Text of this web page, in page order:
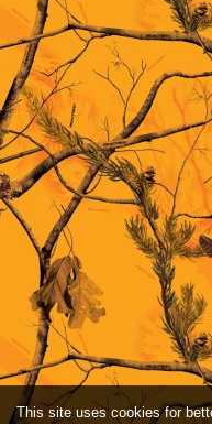
This site uses cookies for